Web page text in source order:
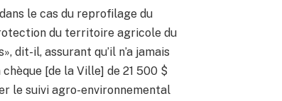
le cas du reprofilage du
du territoire agricole du
dit-il, assurant qu’il n’a jamais
[de la Ville] de 21 500 $
le suivi agro-environnemental